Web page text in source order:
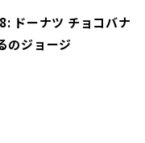
ドーナツ チョコバナ
のジョージ